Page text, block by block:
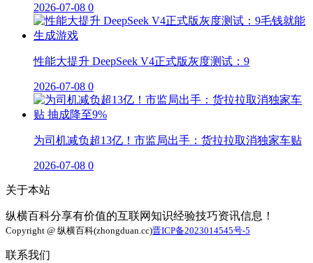
2026-07-08 0
性能大提升 DeepSeek V4正式版灰度测试：9
2026-07-08 0
为司机减负超13亿！市监局出手：货拉拉取消独家车贴
2026-07-08 0
关于本站
纵横百科分享有价值的互联网知识经验技巧资讯信息！
Copyright @ 纵横百科(zhongduan.cc)晋ICP备2023014545号-5
联系我们